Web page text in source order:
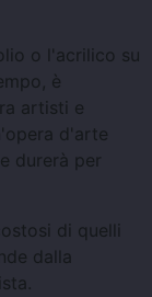
o l'acrilico su
è
artisti e
d'arte
durerà per
di quelli
dalla